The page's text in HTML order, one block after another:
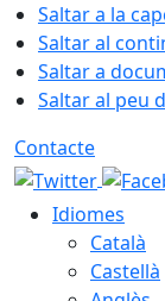
Saltar a la
Saltar al
Saltar a
Saltar al peu
Contacte
Idiomes
Català
Castellà